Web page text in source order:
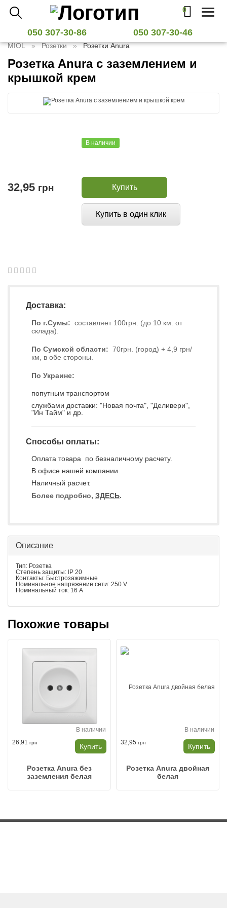
0
Toggle
050 307-30-86 050 307-30-46
MIOL Розетки Розетки Anura
Розетка Anura c заземлением и
крышкой крем
В наличии
32,95 грн Купить
Купить в один клик
12345
Доставка:
По г.Сумы: составляет 100грн. (до 10 км. от
склада).
По Сумской области: 70грн. (город) + 4,9 грн/
км, в обе стороны.
По Украине:
попутным транспортом
службами доставки: "Новая почта", "Деливери",
"Ин Тайм" и др.
Способы оплаты:
Оплата товара по безналичному расчету.
В офисе нашей компании.
Наличный расчет.
Более подробно, ЗДЕСЬ.
Описание
Тип: Розетка
Степень защиты: IP 20
Контакты: Быстрозажимные
Номинальное напряжение сети: 250 V
Номинальный ток: 16 A
Похожие товары
В наличии
26,91 грн Купить
Розетка Anura без
заземления белая
В наличии
32,95 грн Купить
Розетка Anura двойная
белая